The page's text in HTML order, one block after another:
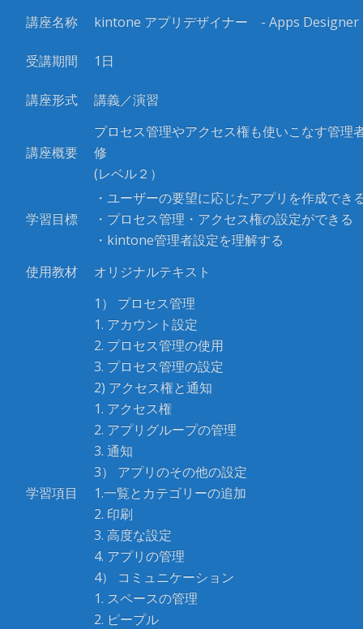
講座名称 kintone アプリデザイナー - Apps Designer
受講期間 1日
講座形式 講義／演習
講座概要
プロセス管理やアクセス権も使いこなす管理
修
(レベル２）
学習目標
・ユーザーの要望に応じたアプリを作成でき
・プロセス管理・アクセス権の設定ができる
・kintone管理者設定を理解する
使用教材
オリジナルテキスト
学習項目
1） プロセス管理
1. アカウント設定
2. プロセス管理の使用
3. プロセス管理の設定
2) アクセス権と通知
1. アクセス権
2. アプリグループの管理
3. 通知
3） アプリのその他の設定
1.一覧とカテゴリーの追加
2. 印刷
3. 高度な設定
4. アプリの管理
4） コミュニケーション
1. スペースの管理
2. ピープル